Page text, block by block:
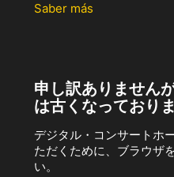
Saber más
申し訳ありません
は古くなっており
デジタル・コンサートホ
ただくために、ブラウザ
い。